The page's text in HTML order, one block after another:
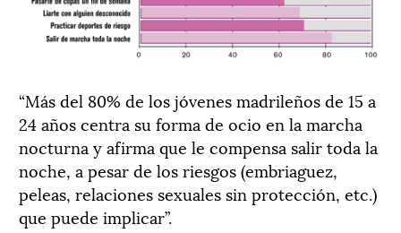
“Más del 80% de los jóvenes madrileños de 15 a
24 años centra su forma de ocio en la marcha
nocturna y afirma que le compensa salir toda la
noche, a pesar de los riesgos (embriaguez,
peleas, relaciones sexuales sin protección, etc.)
que puede implicar”.